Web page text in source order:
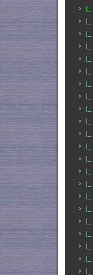
|_
|_
|_
|_
|_
|_
|_
|_
|_
|_
|_
|_
|_
|_
|_
|_
|_
|_
|_
|_
|_
|_